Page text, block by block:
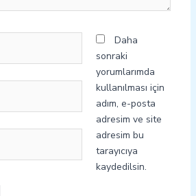
Daha
sonraki
yorumlarımda
kullanılması için
adım, e-posta
adresim ve site
adresim bu
tarayıcıya
kaydedilsin.